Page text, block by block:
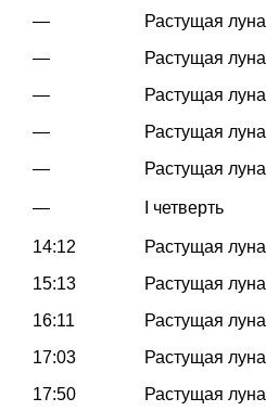
— Растущая луна
— Растущая луна
— Растущая луна
— Растущая луна
— Растущая луна
— I четверть
14:12 Растущая луна
15:13 Растущая луна
16:11 Растущая луна
17:03 Растущая луна
17:50 Растущая луна